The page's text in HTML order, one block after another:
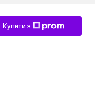
Купити з